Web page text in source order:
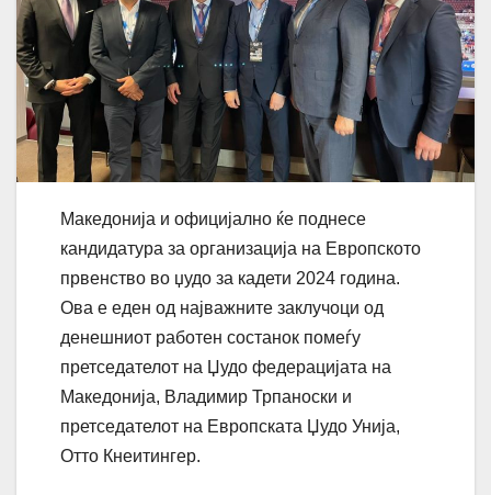
Македонија и официјално ќе поднесе
кандидатура за организација на Европското
првенство во џудо за кадети 2024 година.
Ова е еден од најважните заклучоци од
денешниот работен состанок помеѓу
претседателот на Џудо федерацијата на
Македонија, Владимир Трпаноски и
претседателот на Европската Џудо Унија,
Отто Кнеитингер.